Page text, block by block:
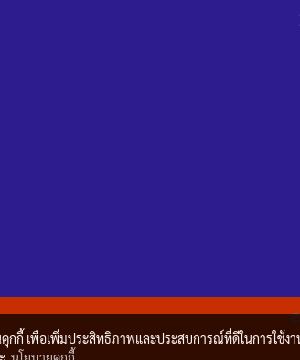
คุกกี้ เพื่อเพิ่มประสิทธิภาพและประสบการณ์ที่ดีในการใช้ง